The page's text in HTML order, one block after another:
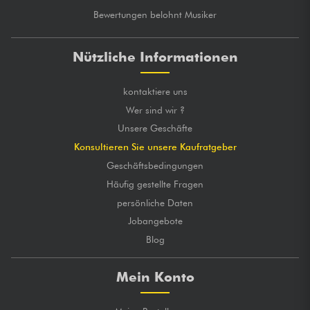
Bewertungen belohnt Musiker
Nützliche Informationen
kontaktiere uns
Wer sind wir ?
Unsere Geschäfte
Konsultieren Sie unsere Kaufratgeber
Geschäftsbedingungen
Häufig gestellte Fragen
persönliche Daten
Jobangebote
Blog
Mein Konto